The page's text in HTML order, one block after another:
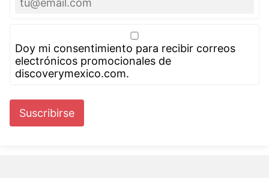
Doy mi consentimiento para recibir correos
electrónicos promocionales de
discoverymexico.com.
Suscribirse